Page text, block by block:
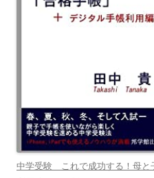
中学受験 これで成功する！母と